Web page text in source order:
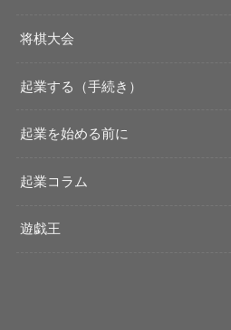
将棋大会
起業する（手続き）
起業を始める前に
起業コラム
遊戯王